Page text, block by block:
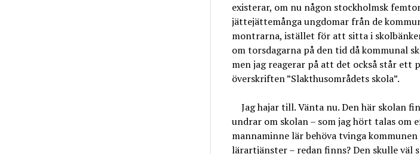
existerar, om nu någon stockholmsk
jättejättemånga ungdomar från de
montrarna, istället för att sitta i
om torsdagarna på den tid då kommunal
men jag reagerar på att det också står ett
överskriften ”Slakthusområdets skola”.
Jag hajar till. Vänta nu. Den här skolan
undrar om skolan – som jag hört talas om
mannaminne lär behöva tvinga
lärartjänster – redan finns? Den skulle väl